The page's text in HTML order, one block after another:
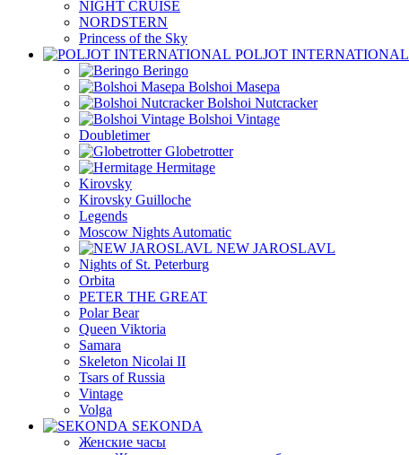
NIGHT CRUISE
NORDSTERN
Princess of the Sky
POLJOT INTERNATIONAL
Beringo
Bolshoi Masepa
Bolshoi Nutcracker
Bolshoi Vintage
Doubletimer
Globetrotter
Hermitage
Kirovsky
Kirovsky Guilloche
Legends
Moscow Nights Automatic
NEW JAROSLAVL
Nights of St. Peterburg
Orbita
PETER THE GREAT
Polar Bear
Queen Viktoria
Samara
Skeleton Nicolai II
Tsars of Russia
Vintage
Volga
SEKONDA
Женские часы